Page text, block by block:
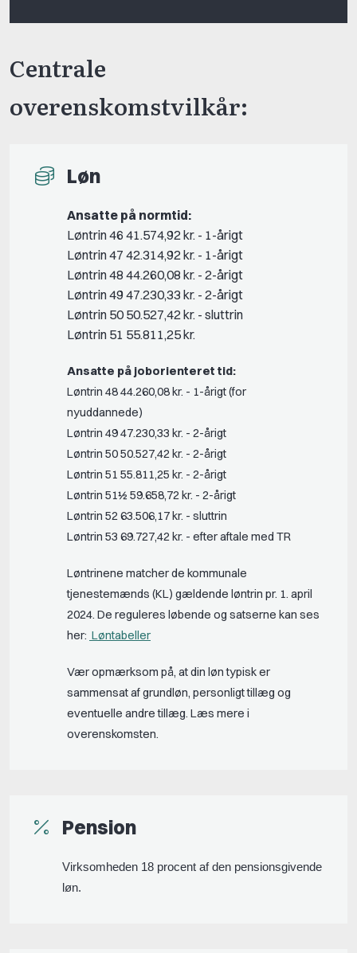
Centrale
overenskomstvilkår:
Løn
Ansatte på normtid:
Løntrin 46 41.574,92 kr. - 1-årigt
Løntrin 47 42.314,92 kr. - 1-årigt
Løntrin 48 44.260,08 kr. - 2-årigt
Løntrin 49 47.230,33 kr. - 2-årigt
Løntrin 50 50.527,42 kr. - sluttrin
Løntrin 51 55.811,25 kr.
Ansatte på joborienteret tid:
Løntrin 48 44.260,08 kr. - 1-årigt (for
nyuddannede)
Løntrin 49 47.230,33 kr. - 2-årigt
Løntrin 50 50.527,42 kr. - 2-årigt
Løntrin 51 55.811,25 kr. - 2-årigt
Løntrin 51½ 59.658,72 kr. - 2-årigt
Løntrin 52 63.506,17 kr. - sluttrin
Løntrin 53 69.727,42 kr. - efter aftale med TR
Løntrinene matcher de kommunale
tjenestemænds (KL) gældende løntrin pr. 1. april
2024. De reguleres løbende og satserne kan ses
her: Løntabeller
Vær opmærksom på, at din løn typisk er
sammensat af grundløn, personligt tillæg og
eventuelle andre tillæg. Læs mere i
overenskomsten.
Pension
Virksomheden 18 procent af den pensionsgivende
løn.